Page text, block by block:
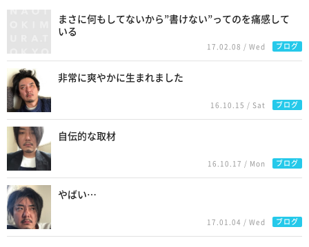
まさに何もしてないから”書けない”ってのを痛感して
いる
17.02.08 / Wed ブログ
非常に爽やかに生まれました
16.10.15 / Sat ブログ
自伝的な取材
16.10.17 / Mon ブログ
やばい…
17.01.04 / Wed ブログ